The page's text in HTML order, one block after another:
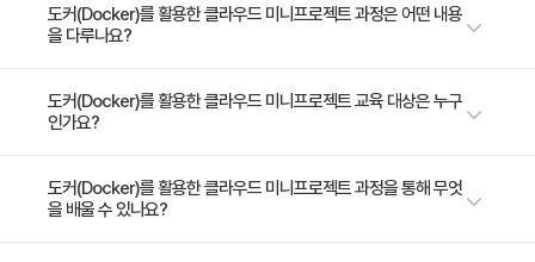
도커(Docker)를 활용한 클라우드 미니프로젝트 과정은 어떤 내용
을 다루나요?
- 도커(Docker) 아키텍처 - 명령어 - 컨테이너 배포 - 사설 레지스트리 - 도
커 이미지 생성 - 도커 스토리지 / 네트워크 구성
도커(Docker)를 활용한 클라우드 미니프로젝트 교육 대상은 누구
인가요?
- 클라우드 시스템 구축 희망자 - 도커(Docker) 컨테이너 활용 방법 이해 희
망자 - 도커(Docker) 이미지 생성 방법을 활용하여 실무에서 적용을 원하는
도커(Docker)를 활용한 클라우드 미니프로젝트 과정을 통해 무엇
을 배울 수 있나요?